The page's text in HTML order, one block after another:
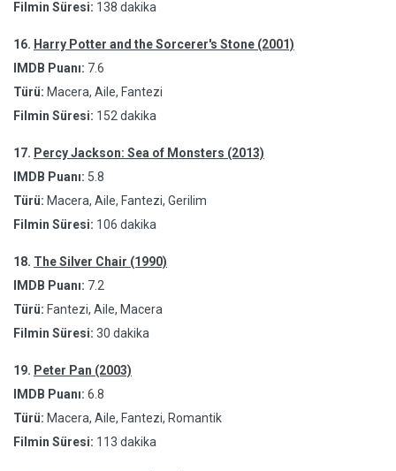
Filmin Süresi: 138 dakika
16. Harry Potter and the Sorcerer's Stone (2001)
IMDB Puanı: 7.6
Türü: Macera, Aile, Fantezi
Filmin Süresi: 152 dakika
17. Percy Jackson: Sea of Monsters (2013)
IMDB Puanı: 5.8
Türü: Macera, Aile, Fantezi, Gerilim
Filmin Süresi: 106 dakika
18. The Silver Chair (1990)
IMDB Puanı: 7.2
Türü: Fantezi, Aile, Macera
Filmin Süresi: 30 dakika
19. Peter Pan (2003)
IMDB Puanı: 6.8
Türü: Macera, Aile, Fantezi, Romantik
Filmin Süresi: 113 dakika